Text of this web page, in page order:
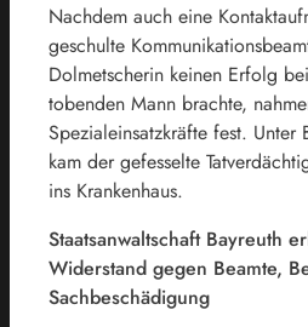
Nachdem auch eine
geschulte
Dolmetscherin keinen Erfolg
tobenden Mann brachte,
Spezialeinsatzkräfte fest.
kam der gefesselte
ins Krankenhaus.
Staatsanwaltschaft Bayreuth
Widerstand gegen Beamte,
Sachbeschädigung